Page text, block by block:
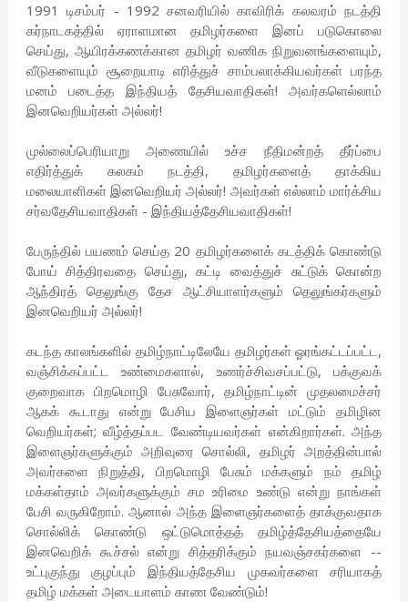
1991 டிசம்பர் - 1992 சனவரியில் காவிரிக் கலவரம் நடத்தி
கர்நாடகத்தில் ஏராளமான தமிழர்களை இனப் படுகொலை
செய்து, ஆயிரக்கணக்கான தமிழர் வணிக நிறுவனங்களையும்,
வீடுகளையும் சூறையாடி எரித்துச் சாம்பலாக்கியவர்கள் பரந்த
மனம் படைத்த இந்தியத் தேசியவாதிகள்! அவர்களெல்லாம்
இனவெறியர்கள் அல்லர்!
முல்லைப்பெரியாறு அணையில் உச்ச நீதிமன்றத் தீர்ப்பை
எதிர்த்துக் கலகம் நடத்தி, தமிழர்களைத் தாக்கிய
மலையாளிகள் இனவெறியர் அல்லர்! அவர்கள் எல்லாம் மார்க்சிய
சர்வதேசியவாதிகள் - இந்தியத்தேசியவாதிகள்!
பேருந்தில் பயணம் செய்த 20 தமிழர்களைக் கடத்திக் கொண்டு
போய் சித்திரவதை செய்து, கட்டி வைத்துச் சுட்டுக் கொன்ற
ஆந்திரத் தெலுங்கு தேச ஆட்சியாளர்களும் தெலுங்கர்களும்
இனவெறியர் அல்லர்!
கடந்த காலங்களில் தமிழ்நாட்டிலேயே தமிழர்கள் ஓரங்கட்டப்பட்ட,
வஞ்சிக்கப்பட்ட உண்மைகளால், உணர்ச்சிவசப்பட்டு, பக்குவக்
குறைவாக பிறமொழி பேசுவோர், தமிழ்நாட்டின் முதலமைச்சர்
ஆகக் கூடாது என்று பேசிய இளைஞர்கள் மட்டும் தமிழின
வெறியர்கள்; வீழ்த்தப்பட வேண்டியவர்கள் என்கிறார்கள். அந்த
இளைஞர்களுக்கும் அறிவுரை சொல்லி, தமிழர் அறத்தின்பால்
அவர்களை நிறுத்தி, பிறமொழி பேசும் மக்களும் நம் தமிழ்
மக்கள்தாம் அவர்களுக்கும் சம உரிமை உண்டு என்று நாங்கள்
பேசி வருகிறோம். ஆனால் அந்த இளைஞர்களைத் தாக்குவதாக
சொல்லிக் கொண்டு ஒட்டுமொத்தத் தமிழ்த்தேசியத்தையே
இனவெறிக் கூச்சல் என்று சித்தரிக்கும் நயவஞ்சகர்களை --
உட்புகுந்து குழப்பும் இந்தியத்தேசிய முகவர்களை சரியாகத்
தமிழ் மக்கள் அடையாளம் காண வேண்டும்!